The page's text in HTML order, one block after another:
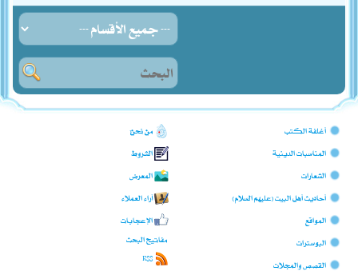
أغلفة الكتب
المناسبات الدينية
الشعارات
أحاديث أهل البيت (عليهم السلام)
المواقع
البوسترات
القصص والمجلات
من نحن؟
الشروط
المعرض
آراء العملاء
الإعجابات
مفاتيح البحث
RSS